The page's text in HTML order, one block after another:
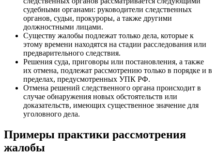
судебными органами: руководители следственных
органов, судьи, прокуроры, а также другими
должностными лицами.
Существу жалобы подлежат только дела, которые к
этому времени находятся на стадии расследования или
предварительного следствия.
Решения суда, приговоры или постановления, а также
их отмена, подлежат рассмотрению только в порядке и в
пределах, предусмотренных УПК РФ.
Отмена решений следственного органа происходит в
случае обнаружения новых обстоятельств или
доказательств, имеющих существенное значение для
уголовного дела.
Примеры практики рассмотрения
жалобы